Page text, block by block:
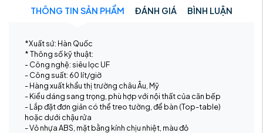
THÔNG TIN SẢN PHẨM ĐÁNH GIÁ BÌNH LUẬN
*Xuất sứ: Hàn Quốc
* Thông số kỹ thuật:
- Công nghệ: siêu lọc UF
- Công suất: 60 lít/giờ
- Hàng xuất khẩu thị trường châu Âu, Mỹ
- Kiểu dáng sang trọng, phù hợp với nội thất của căn bếp
- Lắp đặt đơn giản có thể treo tường, để bàn (Top-table)
hoặc dưới chậu rửa
- Vỏ nhựa ABS, mặt bằng kính chịu nhiệt, màu đỏ